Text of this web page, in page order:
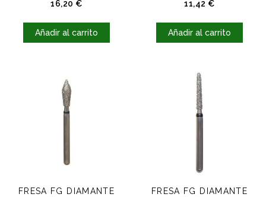
16,20 €Precio
Añadir al carrito
11,42 €Precio
Añadir al carrito
FRESA FG DIAMANTE
FRESA FG DIAMANTE